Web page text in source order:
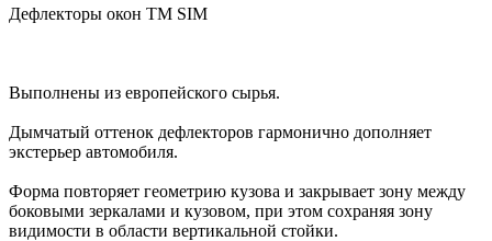
Дефлекторы окон TM SIM
Выполнены из европейского сырья.
Дымчатый оттенок дефлекторов гармонично дополняет
экстерьер автомобиля.
Форма повторяет геометрию кузова и закрывает зону между
боковыми зеркалами и кузовом, при этом сохраняя зону
видимости в области вертикальной стойки.